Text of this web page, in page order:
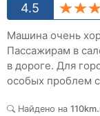
4.5
Машина очень
Пассажирам в
в дороге. Для
особых проблем
Найдено на